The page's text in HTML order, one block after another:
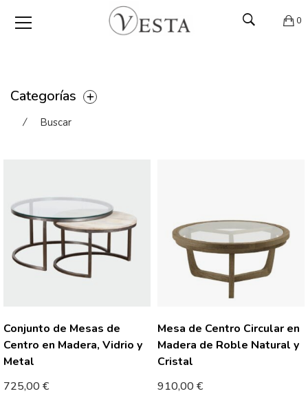
0
Categorías
⁄ Buscar
Conjunto de Mesas de
Centro en Madera, Vidrio y
Metal
725,00€
Mesa de Centro Circular en
Madera de Roble Natural y
Cristal
910,00€